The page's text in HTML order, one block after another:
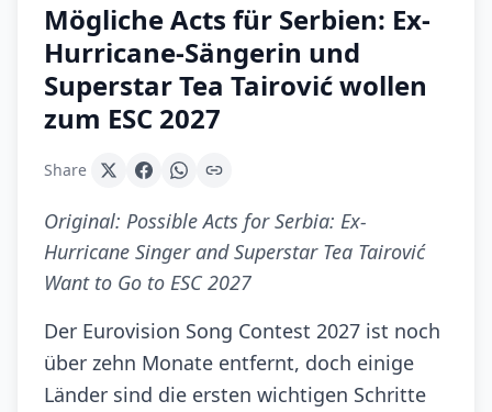
Mögliche Acts für Serbien: Ex-
Hurricane-Sängerin und
Superstar Tea Tairović wollen
zum ESC 2027
Share
Original: Possible Acts for Serbia: Ex-
Hurricane Singer and Superstar Tea Tairović
Want to Go to ESC 2027
Der Eurovision Song Contest 2027 ist noch
über zehn Monate entfernt, doch einige
Länder sind die ersten wichtigen Schritte